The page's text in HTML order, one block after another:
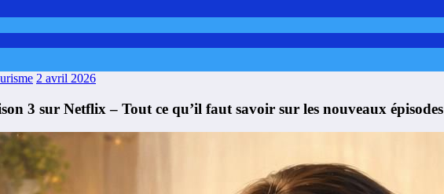
2 avril 2026
3 sur Netflix – Tout ce qu’il faut savoir sur les nouveaux épisodes